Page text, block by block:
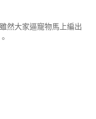
然大家逼寵物馬上編出